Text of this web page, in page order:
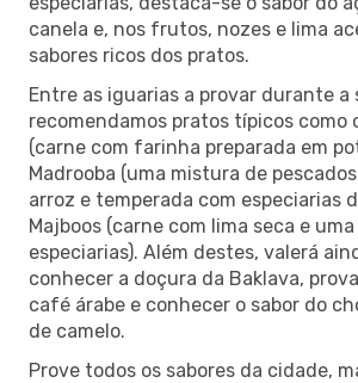
canela e, nos frutos, nozes e lima
sabores ricos dos pratos.
Entre as iguarias a provar durante a
recomendamos pratos típicos como
(carne com farinha preparada em
Madrooba (uma mistura de
arroz e temperada com especiarias
Majboos (carne com lima seca e
especiarias). Além destes, valerá
conhecer a doçura da Baklava,
café árabe e conhecer o sabor do
de camelo.
Prove todos os sabores da cidade,